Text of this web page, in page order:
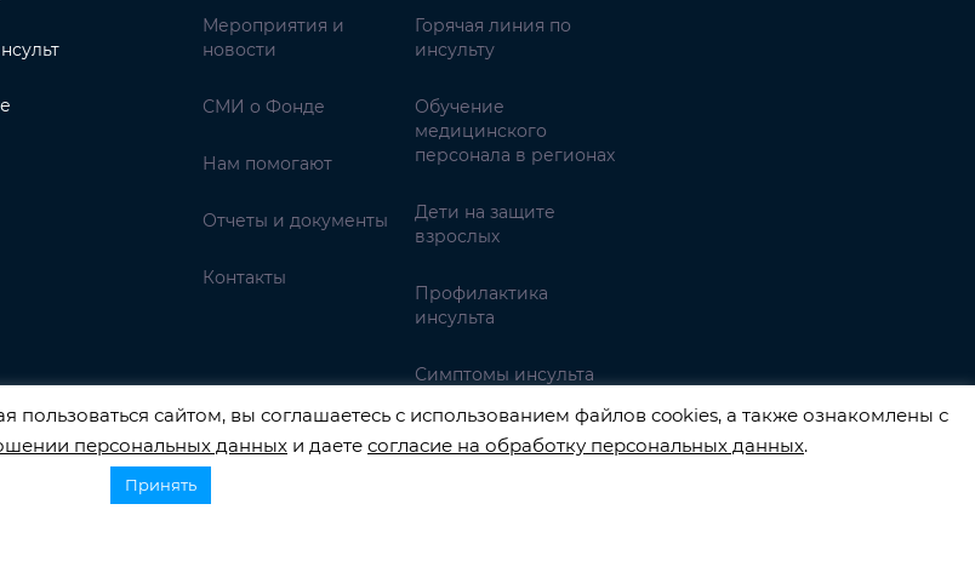
Мероприятия и
новости
СМИ о Фонде
Нам помогают
Отчеты и документы
Контакты
Горячая линия по
инсульту
Обучение
медицинского
персонала в регионах
Дети на защите
взрослых
Профилактика
инсульта
Симптомы инсульта
РЕГИСТРАЦИОННЫЙ НОМЕР 77-22-133540
сайтом, вы соглашаетесь с использованием файлов cookies, а также ознакомлены с
персональных данных и даете согласие на обработку персональных данных.
Принять